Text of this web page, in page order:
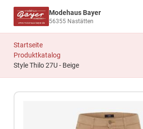
Modehaus Bayer
56355 Nastätten
Startseite
Produktkatalog
Style Thilo 27U - Beige